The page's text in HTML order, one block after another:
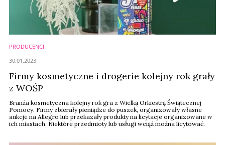
PRODUCENCI
Firmy kosmetyczne i drogerie kolejny rok grały
z WOŚP
Branża kosmetyczna kolejny rok gra z Wielką Orkiestrą Świątecznej
Pomocy. Firmy zbierały pieniądze do puszek, organizowały własne
aukcje na Allegro lub przekazały produkty na licytacje organizowane w
ich miastach. Niektóre przedmioty lub usługi wciąż można licytować.
30.01.2023